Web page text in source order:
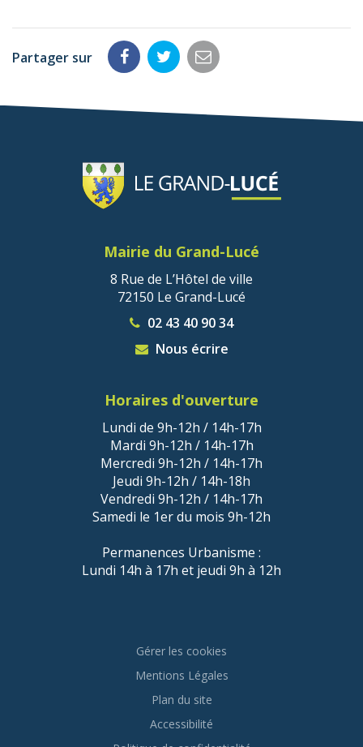
Partager sur
Partager
Facebook
Partager
Twitter
Partager
email
Mairie du Grand-Lucé
8 Rue de L’Hôtel de ville
72150 Le Grand-Lucé
02 43 40 90 34
Nous écrire
Horaires d'ouverture
Lundi de 9h-12h / 14h-17h
Mardi 9h-12h / 14h-17h
Mercredi 9h-12h / 14h-17h
Jeudi 9h-12h / 14h-18h
Vendredi 9h-12h / 14h-17h
Samedi le 1er du mois 9h-12h
Permanences Urbanisme :
Lundi 14h à 17h et jeudi 9h à 12h
Gérer les cookies
Mentions Légales
Plan du site
Accessibilité